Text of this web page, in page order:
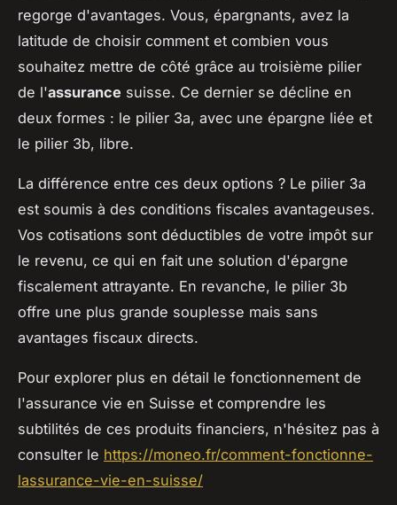
regorge d'avantages. Vous, épargnants, avez la
latitude de choisir comment et combien vous
souhaitez mettre de côté grâce au troisième pilier
de l'assurance suisse. Ce dernier se décline en
deux formes : le pilier 3a, avec une épargne liée et
le pilier 3b, libre.
La différence entre ces deux options ? Le pilier 3a
est soumis à des conditions fiscales avantageuses.
Vos cotisations sont déductibles de votre impôt sur
le revenu, ce qui en fait une solution d'épargne
fiscalement attrayante. En revanche, le pilier 3b
offre une plus grande souplesse mais sans
avantages fiscaux directs.
Pour explorer plus en détail le fonctionnement de
l'assurance vie en Suisse et comprendre les
subtilités de ces produits financiers, n'hésitez pas à
consulter le https://moneo.fr/comment-fonctionne-
lassurance-vie-en-suisse/